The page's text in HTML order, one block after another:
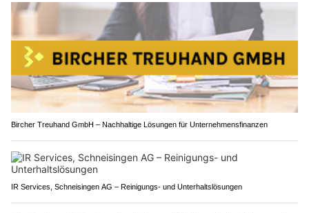
Bircher Treuhand GmbH – Nachhaltige Lösungen für Unternehmensfinanzen
IR Services, Schneisingen AG – Reinigungs- und Unterhaltslösungen